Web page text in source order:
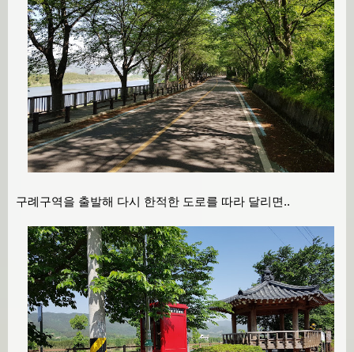
구례구역을 출발해 다시 한적한 도로를 따라 달리면..